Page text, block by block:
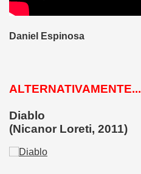
Daniel Espinosa
ALTERNATIVAMENTE...
Diablo
(Nicanor Loreti, 2011)